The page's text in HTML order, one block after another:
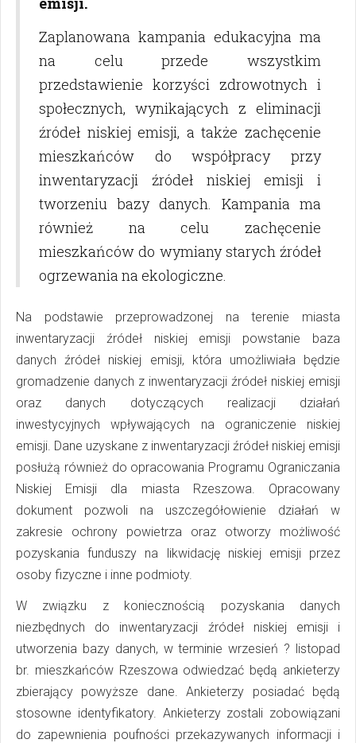
Zaplanowana kampania edukacyjna ma
na celu przede wszystkim
przedstawienie korzyści zdrowotnych i
społecznych, wynikających z eliminacji
źródeł niskiej emisji, a także zachęcenie
mieszkańców do współpracy przy
inwentaryzacji źródeł niskiej emisji i
tworzeniu bazy danych. Kampania ma
również na celu zachęcenie
mieszkańców do wymiany starych źródeł
ogrzewania na ekologiczne.
Na podstawie przeprowadzonej na terenie miasta
inwentaryzacji źródeł niskiej emisji powstanie baza
danych źródeł niskiej emisji, która umożliwiała będzie
gromadzenie danych z inwentaryzacji źródeł niskiej emisji
oraz danych dotyczących realizacji działań
inwestycyjnych wpływających na ograniczenie niskiej
emisji. Dane uzyskane z inwentaryzacji źródeł niskiej emisji
posłużą również do opracowania Programu Ograniczania
Niskiej Emisji dla miasta Rzeszowa. Opracowany
dokument pozwoli na uszczegółowienie działań w
zakresie ochrony powietrza oraz otworzy możliwość
pozyskania funduszy na likwidację niskiej emisji przez
osoby fizyczne i inne podmioty.
W związku z koniecznością pozyskania danych
niezbędnych do inwentaryzacji źródeł niskiej emisji i
utworzenia bazy danych, w terminie wrzesień ? listopad
br. mieszkańców Rzeszowa odwiedzać będą ankieterzy
zbierający powyższe dane. Ankieterzy posiadać będą
stosowne identyfikatory. Ankieterzy zostali zobowiązani
do zapewnienia poufności przekazywanych informacji i